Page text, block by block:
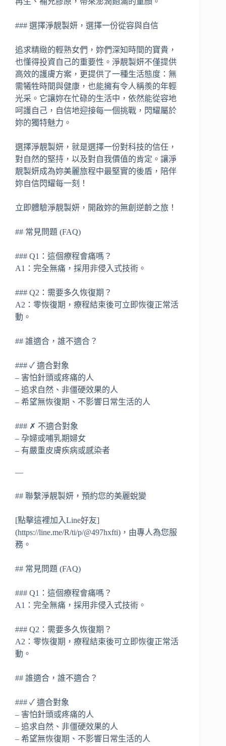
### 選擇淨靚製妍，選擇一份從容與自信
追求精緻的輕熟女們，妳們深知時間的寶貴，
也懂得投資自己的重要性。淨靚製妍不僅提供
高效的護膚方案，更提供了一種生活態度：無
需犧牲時間與健康，也能擁有令人稱羨的年輕
光采。它讓妳在忙碌的生活中，依然能從容地
呵護自己，自信地迎接每一個挑戰，閃耀屬於
妳的獨特魅力。
選擇淨靚製妍，就是選擇一份對科技的信任，
對自然的堅持，以及對自我價值的肯定。讓淨
靚製妍成為妳美麗旅程中最堅實的後盾，陪伴
妳自信閃耀每一刻！
立即體驗淨靚製妍，開啟妳的無創逆齡之旅！
## 常見問題 (FAQ)
### Q1：這個療程會痛嗎？
A1：完全無痛，採用非侵入式技術。
### Q2：需要多久恢復期？
A2：零恢復期，療程結束後可立即恢復正常活
動。
## 誰適合，誰不適合？
### ✓ 適合對象
– 害怕針頭或疼痛的人
– 追求自然、非僵硬效果的人
– 希望無恢復期、不影響日常生活的人
### ✗ 不適合對象
– 孕婦或哺乳期婦女
– 有嚴重皮膚疾病或感染者
—
## 聯繫淨靚製妍，預約您的美麗蛻變
[點擊這裡加入Line好友]
(https://line.me/R/ti/p/@497hxfti)，由專人為您服
務。
## 常見問題 (FAQ)
### Q1：這個療程會痛嗎？
A1：完全無痛，採用非侵入式技術。
### Q2：需要多久恢復期？
A2：零恢復期，療程結束後可立即恢復正常活
動。
## 誰適合，誰不適合？
### ✓ 適合對象
– 害怕針頭或疼痛的人
– 追求自然、非僵硬效果的人
– 希望無恢復期、不影響日常生活的人